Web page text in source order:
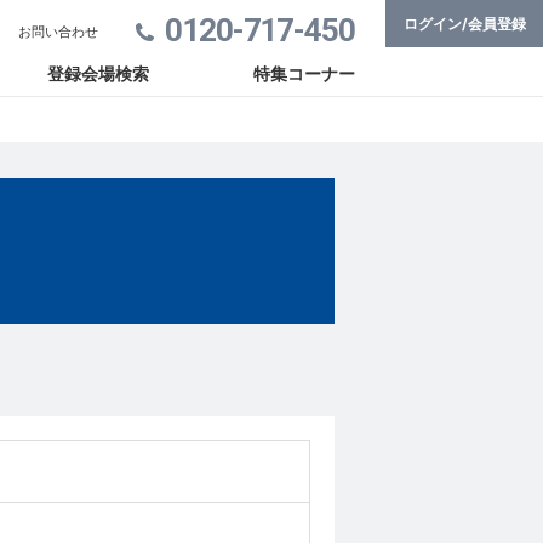
0120-717-450
登録会場検索 特集コーナー
お問い合わせ ログイン/会員登録